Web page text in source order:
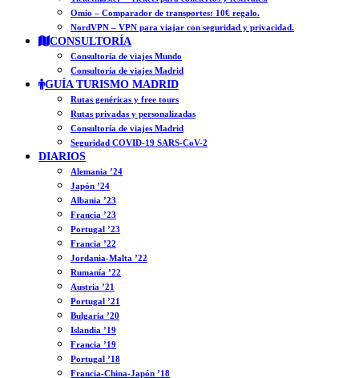
Omio – Comparador de transportes: 10€ regalo.
NordVPN – VPN para viajar con seguridad y privacidad.
CONSULTORÍA
Consultoría de viajes Mundo
Consultoría de viajes Madrid
GUÍA TURISMO MADRID
Rutas genéricas y free tours
Rutas privadas y personalizadas
Consultoría de viajes Madrid
Seguridad COVID-19 SARS-CoV-2
DIARIOS
Alemania ’24
Japón ’24
Albania ’23
Francia ’23
Portugal ’23
Francia ’22
Jordania-Malta ’22
Rumanía ’22
Austria ’21
Portugal ’21
Bulgaria ’20
Islandia ’19
Francia ’19
Portugal ’18
Francia-China-Japón ’18